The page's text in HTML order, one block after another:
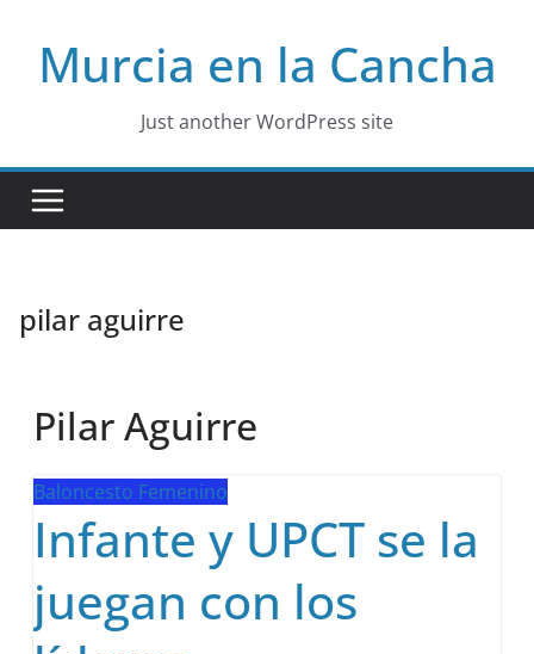
contentMurcia en la Cancha
Just another WordPress site
pilar aguirre
Pilar Aguirre
Baloncesto Femenino
Infante y UPCT se la
juegan con los